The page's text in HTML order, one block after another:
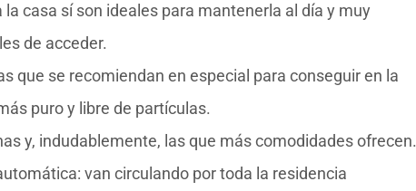
casa sí son ideales para mantenerla al día y muy
de acceder.
que se recomiendan en especial para conseguir en la
puro y libre de partículas.
y, indudablemente, las que más comodidades ofrecen.
van circulando por toda la residencia